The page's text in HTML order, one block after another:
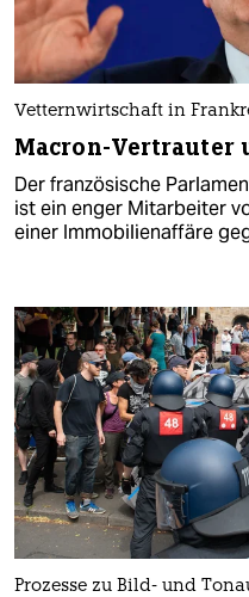
Vetternwirtschaft in
Macron-Vertrauter
Der französische
ist ein enger Mitarbeiter
einer Immobilienaffäre
Prozesse zu Bild- und